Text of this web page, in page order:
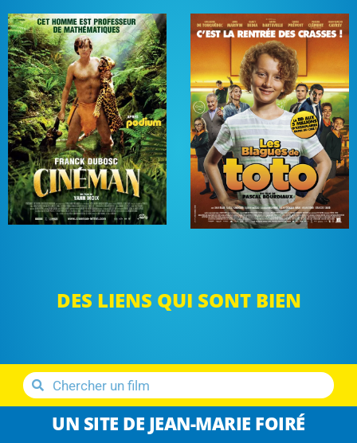
DES LIENS QUI SONT BIEN
UN SITE DE JEAN-MARIE FOIRÉ